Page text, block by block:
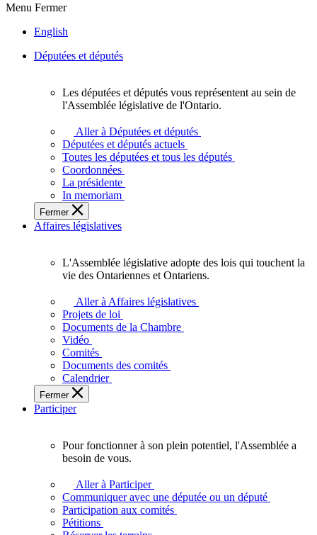
Menu Fermer
English
Députées et députés
députés
vous
représentent
sein
de
l'Assemblée
législative
l'Ontario.
Les députées et députés vous représentent au sein de
l'Assemblée législative de l'Ontario.
Aller à Députées et députés
Députées et députés actuels
Toutes les députées et tous les députés
Coordonnées
La présidente
In memoriam
Fermer
Affaires législatives
L'Assemblée
adopte
touchent
des
Ontariennes
et
L'Assemblée législative adopte des lois qui touchent la
vie des Ontariennes et Ontariens.
Aller à Affaires législatives
Projets de loi
Documents de la Chambre
Vidéo
Comités
Documents des comités
Calendrier
Fermer
Participer
plein
potentiel,
l'Assemblée
Pour fonctionner à son plein potentiel, l'Assemblée a
besoin de vous.
Aller à Participer
Communiquer avec une députée ou un député
Participation aux comités
Pétitions